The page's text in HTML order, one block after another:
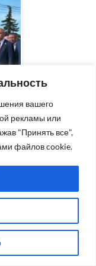
вашего
рекламы или
"Принять все",
файлов cookie.
Сб Вс